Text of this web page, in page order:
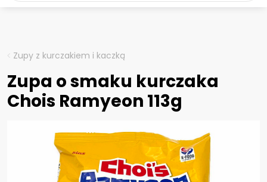
Zupy z kurczakiem i kaczką
Zupa o smaku kurczaka
Chois Ramyeon 113g